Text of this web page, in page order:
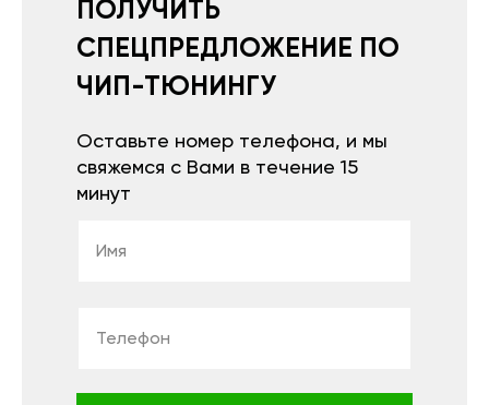
ПОЛУЧИТЬ
СПЕЦПРЕДЛОЖЕНИЕ ПО
ЧИП-ТЮНИНГУ
Оставьте номер телефона, и мы
свяжемся с Вами в течение 15
минут